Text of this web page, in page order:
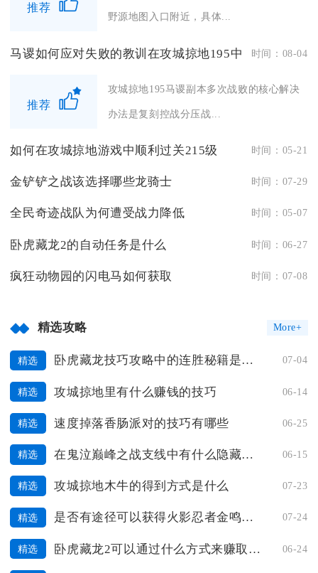
推荐
野源地图入口附近，具体...
马谡如何应对失败的教训在攻城掠地195中 时间：08-04
推荐
攻城掠地195马谡副本多次战败的核心解决
办法是复刻控战分压战...
如何在攻城掠地游戏中顺利过关215级 时间：05-21
金铲铲之战该选择哪些龙骑士 时间：07-29
全民奇迹战队为何遭受战力降低 时间：05-07
卧虎藏龙2的自动任务是什么 时间：06-27
疯狂动物园的闪电马如何获取 时间：07-08
精选攻略 More+
精选 卧虎藏龙技巧攻略中的连胜秘籍是什么 07-04
精选 攻城掠地里有什么赚钱的技巧 06-14
精选 速度掉落香肠派对的技巧有哪些 06-25
精选 在鬼泣巅峰之战支线中有什么隐藏的技巧 06-15
精选 攻城掠地木牛的得到方式是什么 07-23
精选 是否有途径可以获得火影忍者金鸣碎片 07-24
精选 卧虎藏龙2可以通过什么方式来赚取人名币 06-24